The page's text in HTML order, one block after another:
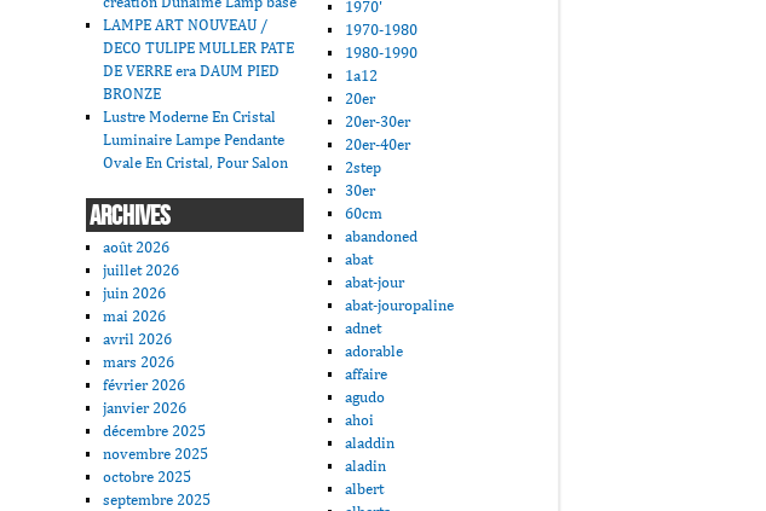
LAMPE ART NOUVEAU /
DECO TULIPE MULLER PATE
DE VERRE era DAUM PIED
BRONZE
Lustre Moderne En Cristal
Luminaire Lampe Pendante
Ovale En Cristal, Pour Salon
ARCHIVES
août 2026
juillet 2026
juin 2026
mai 2026
avril 2026
mars 2026
février 2026
janvier 2026
décembre 2025
novembre 2025
octobre 2025
septembre 2025
1970'
1970-1980
1980-1990
1a12
20er
20er-30er
20er-40er
2step
30er
60cm
abandoned
abat
abat-jour
abat-jouropaline
adnet
adorable
affaire
agudo
ahoi
aladdin
aladin
albert